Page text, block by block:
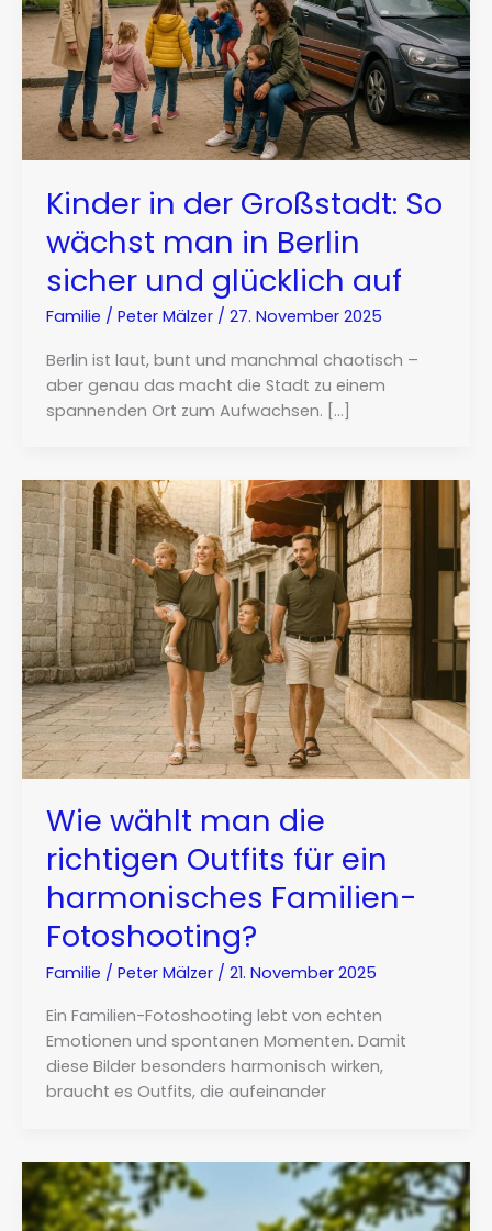
Kinder in der Großstadt: So
wächst man in Berlin
sicher und glücklich auf
Familie / Peter Mälzer / 27. November 2025
Berlin ist laut, bunt und manchmal chaotisch –
aber genau das macht die Stadt zu einem
spannenden Ort zum Aufwachsen. […]
Wie wählt man die
richtigen Outfits für ein
harmonisches Familien-
Fotoshooting?
Familie / Peter Mälzer / 21. November 2025
Ein Familien-Fotoshooting lebt von echten
Emotionen und spontanen Momenten. Damit
diese Bilder besonders harmonisch wirken,
braucht es Outfits, die aufeinander